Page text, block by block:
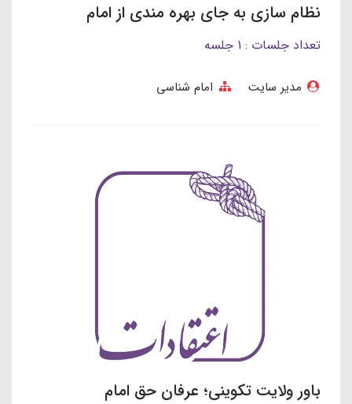
نظام سازی به جای بهره مندی از امام
تعداد جلسات : 1 جلسه
مدیر سایت امام شناسی
باور ولایت تکوینی؛ عرفان حق امام